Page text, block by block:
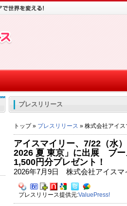
プレスリリース
トップ » プレスリリース » 株式会社アイス
アイスマイリー、7/22（水
2026 夏 東京」に出展 ブ
1,500円分プレゼント！
2026年7月9日 株式会社アイスマ
プレスリリース提供元:ValuePress!